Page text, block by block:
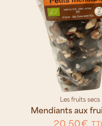
Les fruits secs
Mendiants aux